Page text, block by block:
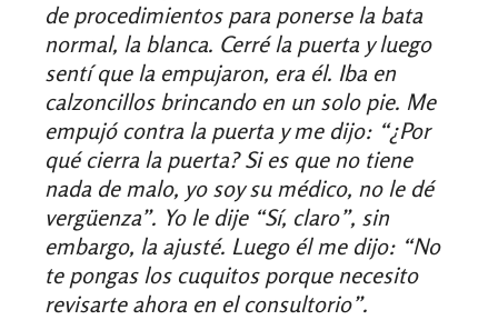
de procedimientos para ponerse la bata
normal, la blanca. Cerré la puerta y luego
sentí que la empujaron, era él. Iba en
calzoncillos brincando en un solo pie. Me
empujó contra la puerta y me dijo: “¿Por
qué cierra la puerta? Si es que no tiene
nada de malo, yo soy su médico, no le dé
vergüenza”. Yo le dije “Sí, claro”, sin
embargo, la ajusté. Luego él me dijo: “No
te pongas los cuquitos porque necesito
revisarte ahora en el consultorio”.